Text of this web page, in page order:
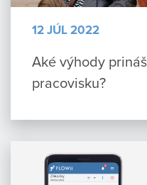
12 JÚL 2022
Aké výhody
pracovisku?